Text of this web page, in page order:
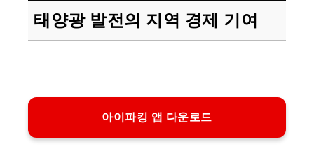
태양광 발전의 지역 경제 기여
아이파킹 앱 다운로드